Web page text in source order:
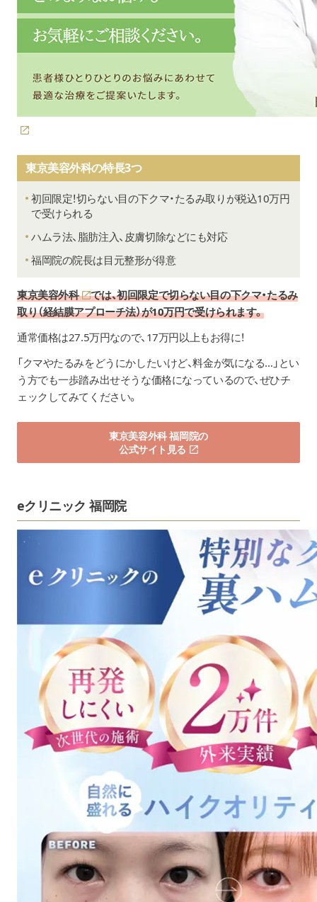
東京美容外科の特長3つ
初回限定！切らない目の下クマ・たるみ取りが税込10万円
で受けられる
ハムラ法、脂肪注入、皮膚切除などにも対応
福岡院の院長は目元整形が得意
東京美容外科
では、初回限定で切らない目の下クマ・たるみ
取り（経結膜アプローチ法）が10万円で受けられます。
通常価格は27.5万円なので、17万円以上もお得に！
「クマやたるみをどうにかしたいけど、料金が気になる…」とい
う方でも一歩踏み出せそうな価格になっているので、ぜひチ
ェックしてみてください。
東京美容外科 福岡院の
公式サイト見る
eクリニック 福岡院